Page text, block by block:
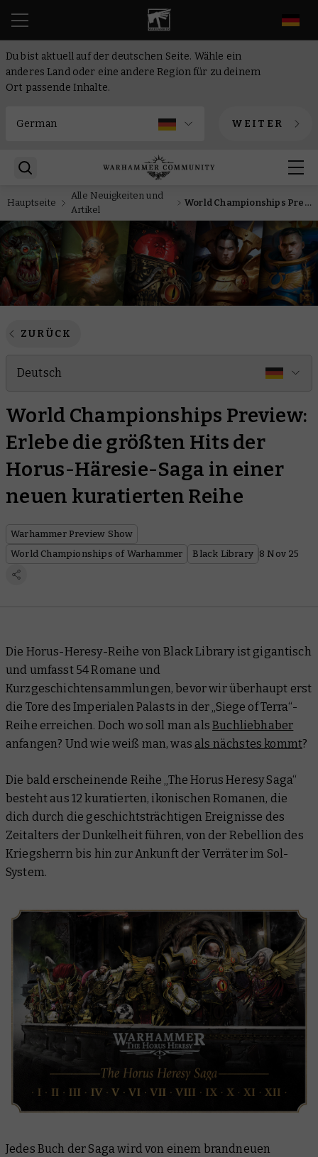
Du bist aktuell auf der deutschen Seite. Wähle ein
anderes Land oder eine andere Region für zu deinem
Ort passende Inhalte.
WEITER
Hauptseite
Alle Neuigkeiten und
Artikel
World Championships Preview: Erlebe die größten Hits der Horus-Häresie-Saga in einer neuen kuratierten Reihe
ZURÜCK
Deutsch
World Championships Preview:
Erlebe die größten Hits der
Horus-Häresie-Saga in einer
neuen kuratierten Reihe
Warhammer Preview Show
World Championships of Warhammer
Black Library 8 Nov 25
Die Horus-Heresy-Reihe von Black Library ist gigantisch
und umfasst 54 Romane und
Kurzgeschichtensammlungen, bevor wir überhaupt erst
die Tore des Imperialen Palasts in der „Siege of Terra“-
Reihe erreichen. Doch wo soll man alsBuchliebhaber
anfangen? Und wie weiß man, was als nächstes kommt?
Die bald erscheinende Reihe „The Horus Heresy Saga“
besteht aus 12 kuratierten, ikonischen Romanen, die
dich durch die geschichtsträchtigen Ereignisse des
Zeitalters der Dunkelheit führen, von der Rebellion des
Kriegsherrn bis hin zur Ankunft der Verräter im Sol-
System.
Jedes Buch der Saga wird von einem brandneuen